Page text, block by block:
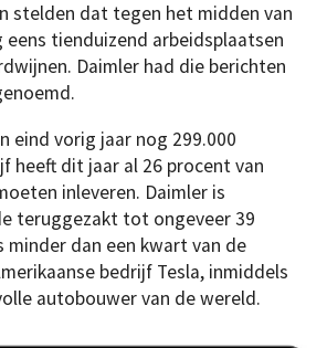
stelden dat tegen het midden van
tienduizend arbeidsplaatsen
Daimler had die berichten
eind vorig jaar nog 299.000
heeft dit jaar al 26 procent van
inleveren. Daimler is
teruggezakt tot ongeveer 39
minder dan een kwart van de
bedrijf Tesla, inmiddels
autobouwer van de wereld.